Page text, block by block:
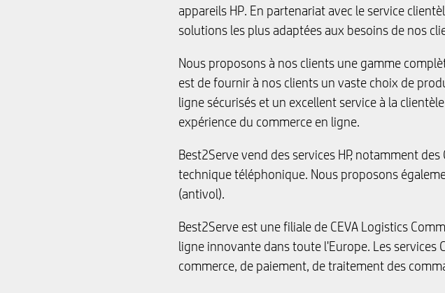
appareils HP. En partenariat avec le service
solutions les plus adaptées aux besoins de nos
Nous proposons à nos clients une gamme
est de fournir à nos clients un vaste choix de
ligne sécurisés et un excellent service à la
expérience du commerce en ligne.
Best2Serve vend des services HP, notamment
technique téléphonique. Nous proposons
(antivol).
Best2Serve est une filiale de CEVA Logistics
ligne innovante dans toute l'Europe. Les services
commerce, de paiement, de traitement des